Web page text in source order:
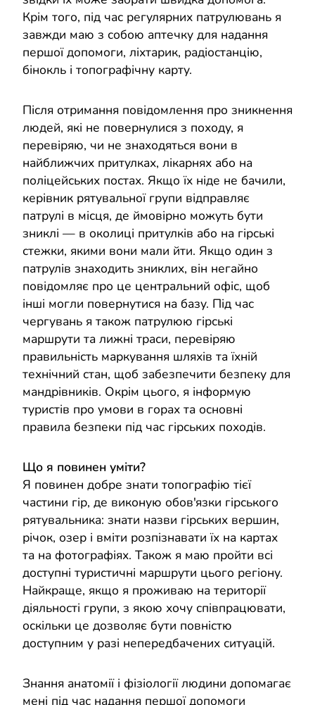
Крім того, під час регулярних патрулювань я
завжди маю з собою аптечку для надання
першої допомоги, ліхтарик, радіостанцію,
бінокль і топографічну карту.
Після отримання повідомлення про зникнення
людей, які не повернулися з походу, я
перевіряю, чи не знаходяться вони в
найближчих притулках, лікарнях або на
поліцейських постах. Якщо їх ніде не бачили,
керівник рятувальної групи відправляє
патрулі в місця, де ймовірно можуть бути
зниклі — в околиці притулків або на гірські
стежки, якими вони мали йти. Якщо один з
патрулів знаходить зниклих, він негайно
повідомляє про це центральний офіс, щоб
інші могли повернутися на базу. Під час
чергувань я також патрулюю гірські
маршрути та лижні траси, перевіряю
правильність маркування шляхів та їхній
технічний стан, щоб забезпечити безпеку для
мандрівників. Окрім цього, я інформую
туристів про умови в горах та основні
правила безпеки під час гірських походів.
Що я повинен уміти?
Я повинен добре знати топографію тієї
частини гір, де виконую обов'язки гірського
рятувальника: знати назви гірських вершин,
річок, озер і вміти розпізнавати їх на картах
та на фотографіях. Також я маю пройти всі
доступні туристичні маршрути цього регіону.
Найкраще, якщо я проживаю на території
діяльності групи, з якою хочу співпрацювати,
оскільки це дозволяє бути повністю
доступним у разі непередбачених ситуацій.
Знання анатомії і фізіології людини допомагає
мені під час надання першої допомоги